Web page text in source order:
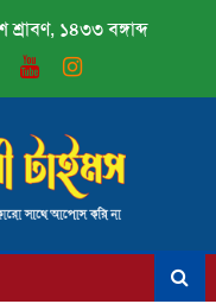
১৪৩৩ বঙ্গাব্দ